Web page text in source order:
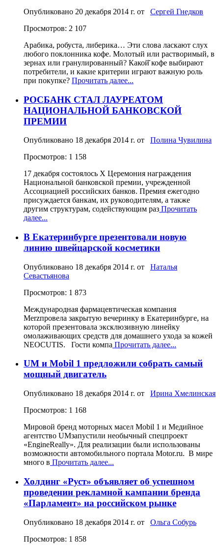
Опубликовано 20 декабря 2014 г. от Сергей Гнедков
Просмотров: 2 107
Арабика, робуста, либерика… Эти слова ласкают слух
любого поклонника кофе. Молотый или растворимый, в
зернах или гранулированный? Какой̆ кофе выбирают
потребители, и какие критерии играют важную роль
при покупке? Прочитать далее...
РОСБАНК СТАЛ ЛАУРЕАТОМ
НАЦИОНАЛЬНОЙ БАНКОВСКОЙ
ПРЕМИИ
Опубликовано 18 декабря 2014 г. от Полина Чувилина
Просмотров: 1 158
17 декабря состоялось X Церемония награждения
Национальной банковской премии, учрежденной
Ассоциацией российских банков. Премия ежегодно
присуждается банкам, их руководителям, а также
другим структурам, содействующим раз Прочитать
далее...
В Екатеринбурге презентовали новую
линию швейцарской косметики
Опубликовано 18 декабря 2014 г. от Наталья
Севастьянова
Просмотров: 1 873
Международная фармацевтическая компания
Merzпровела закрытую вечеринку в Екатеринбурге, на
которой презентовала эксклюзивную линейку
омолаживающих средств для домашнего ухода за кожей
NEOCUTIS. Гости компа Прочитать далее...
UM и Mobil 1 предложили собрать самый
мощный двигатель
Опубликовано 18 декабря 2014 г. от Ирина Хмелинская
Просмотров: 1 168
Мировой бренд моторных масел Mobil 1 и Медийное
агентство UMзапустили необычный спецпроект
«EngineReally». Для реализации были использованы
возможности автомобильного портала Motor.ru. В мире
много в Прочитать далее...
Холдинг «Руст» объявляет об успешном
проведении рекламной кампании бренда
«Парламент» на российском рынке
Опубликовано 18 декабря 2014 г. от Ольга Собурь
Просмотров: 1 858